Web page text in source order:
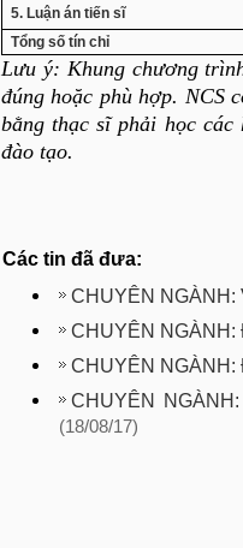
5. Luận án tiến sĩ
Tổng số tín chỉ
Lưu ý: Khung chương
đúng hoặc phù hợp. NCS
bằng thạc sĩ phải học các
đào tạo.
Các tin đã đưa:
CHUYÊN NGÀNH:
CHUYÊN NGÀNH:
CHUYÊN NGÀNH:
CHUYÊN
(18/08/17)